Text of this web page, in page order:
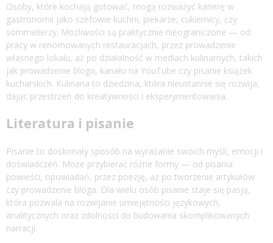
Osoby, które kochają gotować, mogą rozważyć karierę w
gastronomii jako szefowie kuchni, piekarze, cukiernicy, czy
sommelierzy. Możliwości są praktycznie nieograniczone — od
pracy w renomowanych restauracjach, przez prowadzenie
własnego lokalu, aż po działalność w mediach kulinarnych, takich
jak prowadzenie bloga, kanału na YouTube czy pisanie książek
kucharskich. Kulinaria to dziedzina, która nieustannie się rozwija,
dając przestrzeń do kreatywności i eksperymentowania.
Literatura i pisanie
Pisanie to doskonały sposób na wyrażanie swoich myśli, emocji i
doświadczeń. Może przybierać różne formy — od pisania
powieści, opowiadań, przez poezję, aż po tworzenie artykułów
czy prowadzenie bloga. Dla wielu osób pisanie staje się pasją,
która pozwala na rozwijanie umiejętności językowych,
analitycznych oraz zdolności do budowania skomplikowanych
narracji.